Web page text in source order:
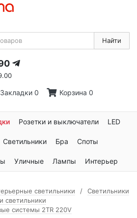
Найти
Закладки 0 Корзина 0
Розетки и выключатели LED
Светильники Бра Споты
Уличные Лампы Интерьер
светильники
Светильники
светильники
системы 2TR 220V